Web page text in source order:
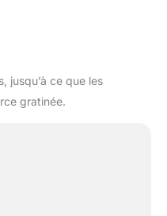
jusqu’à ce que les
gratinée.